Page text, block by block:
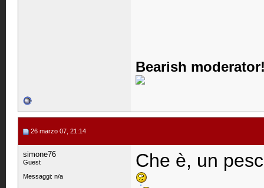
Bearish
26 marzo 07, 21:14
simone76
Guest
Messaggi: n/a
Che è, un